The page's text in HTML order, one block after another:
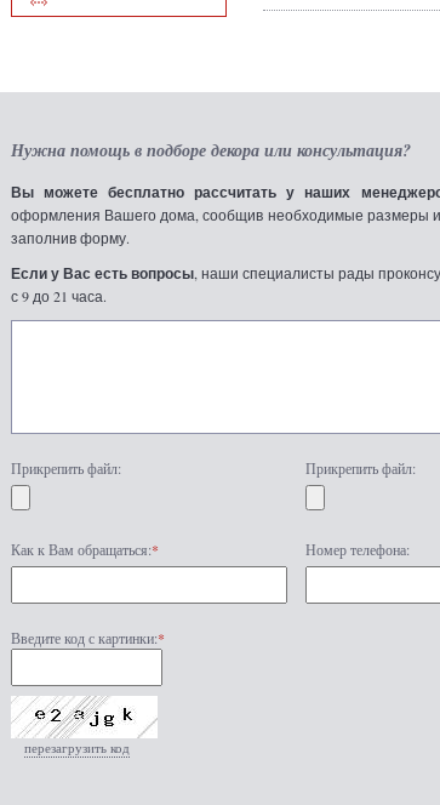
Нужна помощь в подборе декора или консультация?
Вы можете бесплатно рассчитать у наших
оформления Вашего дома, сообщив необходимые размеры
заполнив форму.
Если у Вас есть вопросы , наши специалисты рады
с 9 до 21 часа.
Прикрепить файл: Прикрепить файл:
Как к Вам обращаться:* Номер телефона:
Введите код с картинки:*
перезагрузить код